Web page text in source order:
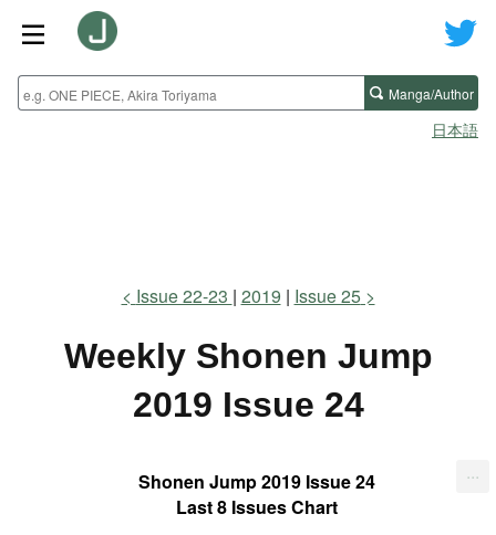
Manga/Author
日本語
Issue 22-23 2019 Issue 25
Weekly Shonen Jump
2019 Issue 24
Shonen Jump 2019 Issue 24
Last 8 Issues Chart
...